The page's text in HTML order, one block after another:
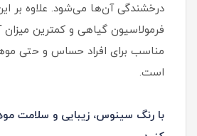
درخشندگی آن‌ها می‌شود. علاوه بر
فرمولاسیون گیاهی و کمترین میزان
مناسب برای افراد حساس و حتی
است.
با رنگ سینوس، زیبایی و سلامت